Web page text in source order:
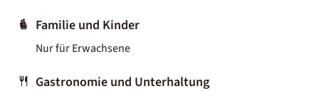
Familie und Kinder
Nur für Erwachsene
Gastronomie und Unterhaltung